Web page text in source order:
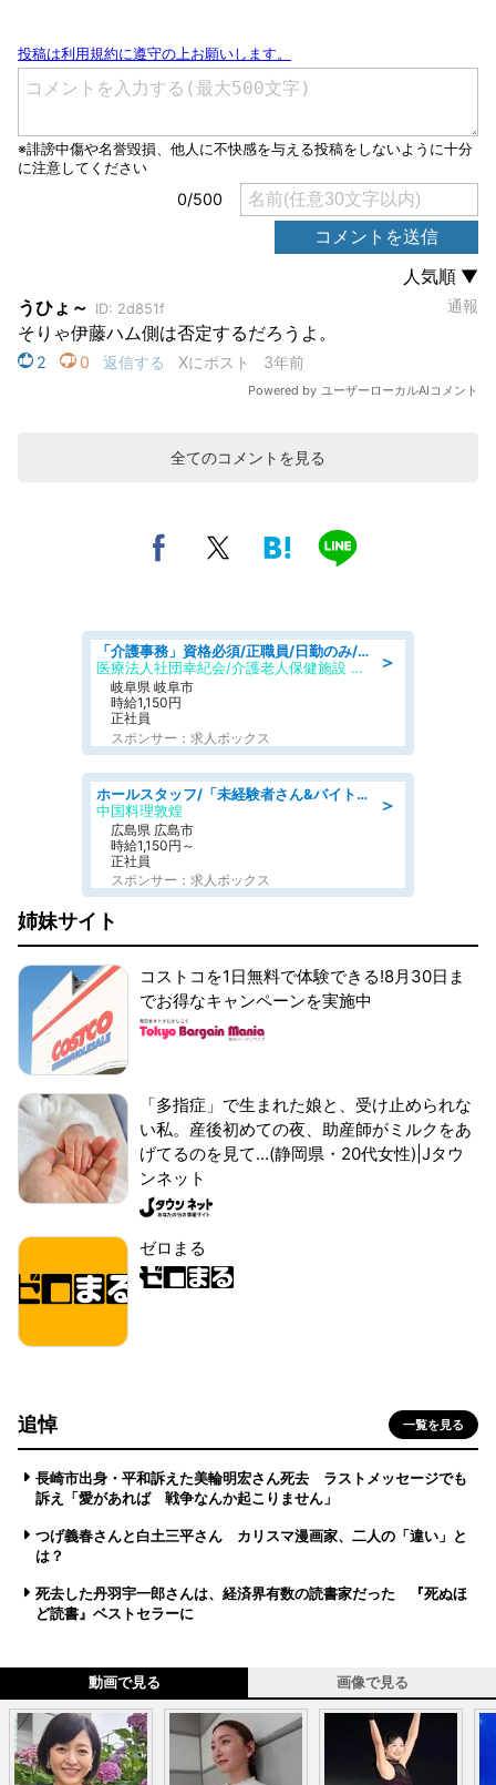
全てのコメントを見る
＞
「介護事務」資格必須/正職員/日勤のみ/介護老人保健施設
医療法人社団幸紀会/介護老人保健施設 グリーンビラ安江
岐阜県 岐阜市
時給1,150円
正社員
スポンサー：求人ボックス
＞
ホールスタッフ/「未経験者さん&バイトデビューも大歓迎」残業ほぼなし×1日3時間〜勤務OK!フォロー体制も充実/広島県/広島市南区
中国料理敦煌
広島県 広島市
時給1,150円～
正社員
スポンサー：求人ボックス
姉妹サイト
コストコを1日無料で体験できる!8月30日ま
でお得なキャンペーンを実施中
「多指症」で生まれた娘と、受け止められな
い私。産後初めての夜、助産師がミルクをあ
げてるのを見て...(静岡県・20代女性)|Jタウ
ンネット
ゼロまる
追悼 一覧を見る
長崎市出身・平和訴えた美輪明宏さん死去 ラストメッセージでも
訴え「愛があれば 戦争なんか起こりません」
つげ義春さんと白土三平さん カリスマ漫画家、二人の「違い」と
は？
死去した丹羽宇一郎さんは、経済界有数の読書家だった 『死ぬほ
ど読書』ベストセラーに
動画で見る 画像で見る